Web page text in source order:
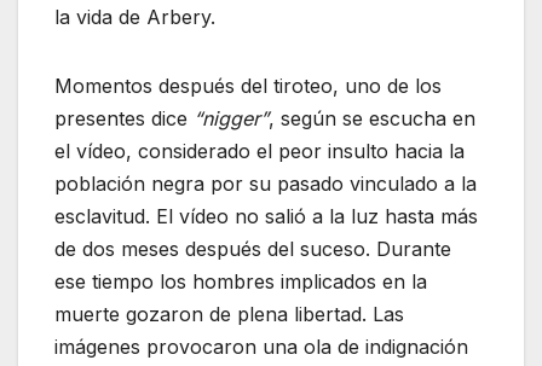
la vida de Arbery.
Momentos después del tiroteo, uno de los
presentes dice “nigger”, según se escucha en
el vídeo, considerado el peor insulto hacia la
población negra por su pasado vinculado a la
esclavitud. El vídeo no salió a la luz hasta más
de dos meses después del suceso. Durante
ese tiempo los hombres implicados en la
muerte gozaron de plena libertad. Las
imágenes provocaron una ola de indignación